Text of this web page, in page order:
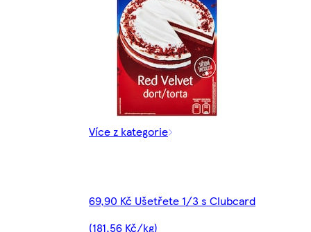
Více z kategorie
69,90 Kč Ušetřete 1/3 s Clubcard
(181,56 Kč/kg)